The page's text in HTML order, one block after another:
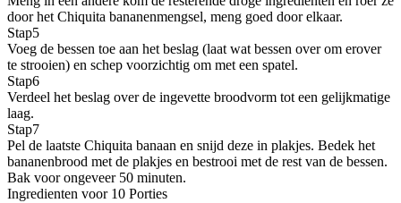
door het Chiquita bananenmengsel, meng goed door elkaar.
Stap5
Voeg de bessen toe aan het beslag (laat wat bessen over om erover
te strooien) en schep voorzichtig om met een spatel.
Stap6
Verdeel het beslag over de ingevette broodvorm tot een gelijkmatige
laag.
Stap7
Pel de laatste Chiquita banaan en snijd deze in plakjes. Bedek het
bananenbrood met de plakjes en bestrooi met de rest van de bessen.
Bak voor ongeveer 50 minuten.
Ingredienten voor 10 Porties